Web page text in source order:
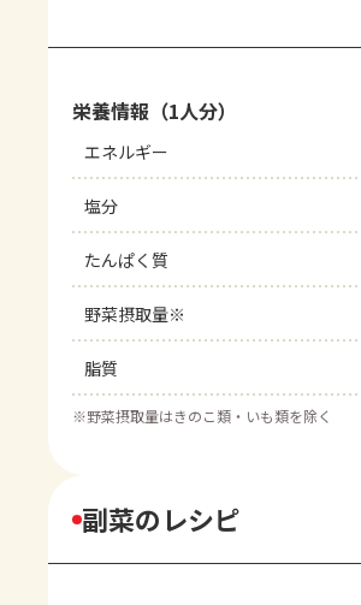
栄養情報（1人分）
エネルギー
塩分
たんぱく質
野菜摂取量※
脂質
※野菜摂取量はきのこ類・いも類を除く
副菜のレシピ